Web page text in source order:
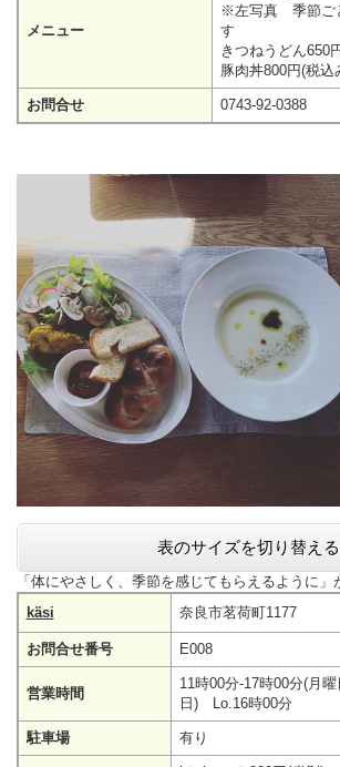
メニュー
※左写真 季節ご
す
きつねうどん650
豚肉丼800円(税込
お問合せ 0743-92-0388
表のサイズを切り替える
「体にやさしく、季節を感じてもらえるように」
käsi
奈良市茗荷町1177
お問合せ番号 E008
営業時間
11時00分-17時00分(月
日) Lo.16時00分
駐車場 有り